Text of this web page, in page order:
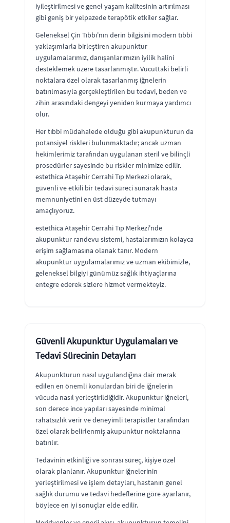
iyileştirilmesi ve genel yaşam kalitesinin artırılması
gibi geniş bir yelpazede terapötik etkiler sağlar.
Geleneksel Çin Tıbbı'nın derin bilgisini modern tıbbi
yaklaşımlarla birleştiren akupunktur
uygulamalarımız, danışanlarımızın iyilik halini
desteklemek üzere tasarlanmıştır. Vücuttaki belirli
noktalara özel olarak tasarlanmış iğnelerin
batırılmasıyla gerçekleştirilen bu tedavi, beden ve
zihin arasındaki dengeyi yeniden kurmaya yardımcı
olur.
Her tıbbi müdahalede olduğu gibi akupunkturun da
potansiyel riskleri bulunmaktadır; ancak uzman
hekimlerimiz tarafından uygulanan steril ve bilinçli
prosedürler sayesinde bu riskler minimize edilir.
estethica Ataşehir Cerrahi Tıp Merkezi olarak,
güvenli ve etkili bir tedavi süreci sunarak hasta
memnuniyetini en üst düzeyde tutmayı
amaçlıyoruz.
estethica Ataşehir Cerrahi Tıp Merkezi'nde
akupunktur randevu sistemi, hastalarımızın kolayca
erişim sağlamasına olanak tanır. Modern
akupunktur uygulamalarımız ve uzman ekibimizle,
geleneksel bilgiyi günümüz sağlık ihtiyaçlarına
entegre ederek sizlere hizmet vermekteyiz.
Güvenli Akupunktur Uygulamaları ve
Tedavi Sürecinin Detayları
Akupunkturun nasıl uygulandığına dair merak
edilen en önemli konulardan biri de iğnelerin
vücuda nasıl yerleştirildiğidir. Akupunktur iğneleri,
son derece ince yapıları sayesinde minimal
rahatsızlık verir ve deneyimli terapistler tarafından
özel olarak belirlenmiş akupunktur noktalarına
batırılır.
Tedavinin etkinliği ve sonrası süreç, kişiye özel
olarak planlanır. Akupunktur iğnelerinin
yerleştirilmesi ve işlem detayları, hastanın genel
sağlık durumu ve tedavi hedeflerine göre ayarlanır,
böylece en iyi sonuçlar elde edilir.